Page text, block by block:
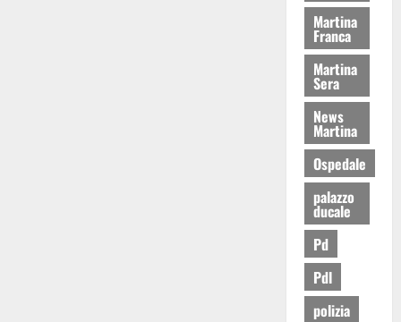
Martina
Franca
Martina
Sera
News
Martina
Ospedale
palazzo
ducale
Pd
Pdl
polizia